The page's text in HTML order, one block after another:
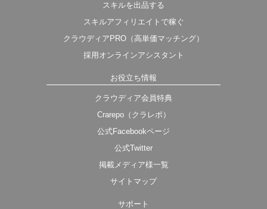
スキルを出品する
スキルアフィリエイトで稼ぐ
クラウディアPRO（高単価マッチング）
採用オンラインアシスタント
お役立ち情報
クラウディア会員特典
Crarepo（クラレポ）
公式Facebookページ
公式Twitter
掲載メディア様一覧
サイトマップ
サポート